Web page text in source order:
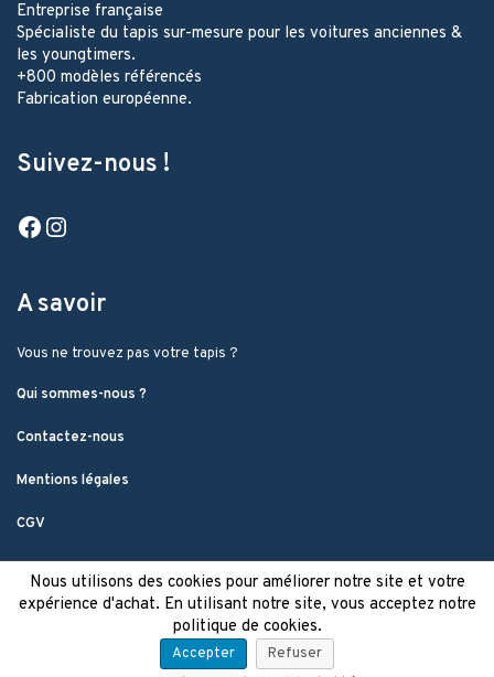
Entreprise française
Spécialiste du tapis sur-mesure pour les voitures anciennes &
les youngtimers.
+800 modèles référencés
Fabrication européenne.
Suivez-nous !
Facebook
A savoir
Vous ne trouvez pas votre tapis ?
Qui sommes-nous ?
Contactez-nous
Mentions légales
CGV
Nous utilisons des cookies pour améliorer notre site et votre
expérience d'achat. En utilisant notre site, vous acceptez notre
politique de cookies.
Accepter
Refuser